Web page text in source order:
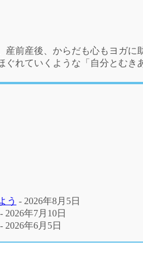
前産後、からだも心もヨガ
れていくような「自分とむ
う - 2026年8月5日
- 2026年7月10日
- 2026年6月5日